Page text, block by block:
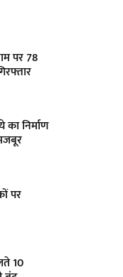
पर 78
निर्माण
पर
10